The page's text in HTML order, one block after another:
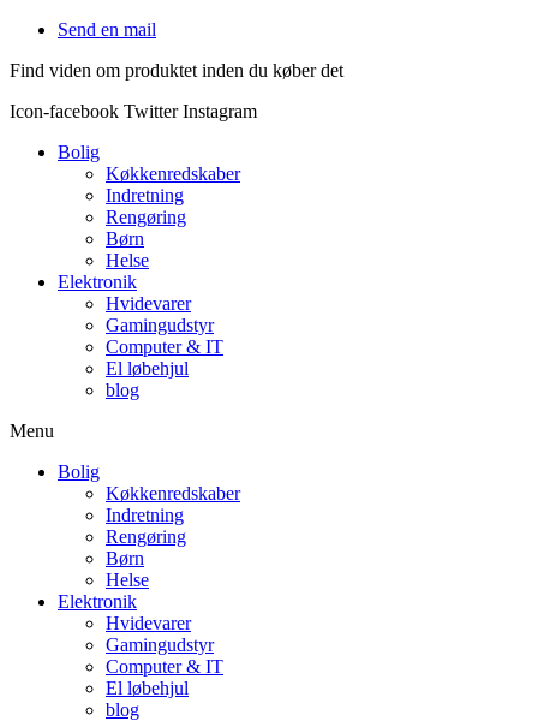
Videre
indhold
Send en mail
Find viden om produktet inden du køber det
Icon-facebook Twitter Instagram
Bolig
Køkkenredskaber
Indretning
Rengøring
Børn
Helse
Elektronik
Hvidevarer
Gamingudstyr
Computer & IT
El løbehjul
blog
Menu
Bolig
Køkkenredskaber
Indretning
Rengøring
Børn
Helse
Elektronik
Hvidevarer
Gamingudstyr
Computer & IT
El løbehjul
blog